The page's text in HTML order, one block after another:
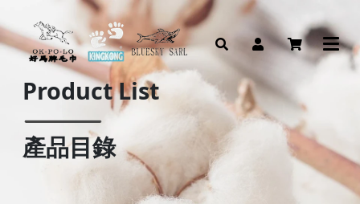
Product List
產品目錄